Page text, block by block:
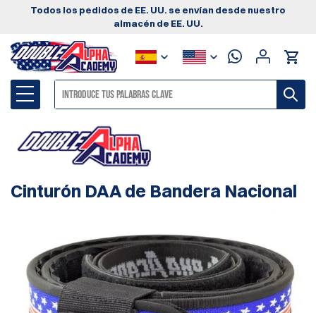
Todos los pedidos de EE. UU. se envían desde nuestro
almacén de EE. UU.
Cinturón DAA de Bandera Nacional